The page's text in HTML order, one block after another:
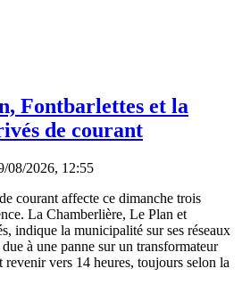
Fontbarlettes et la
de courant
08/2026, 12:55
courant affecte ce dimanche trois
La Chamberlière, Le Plan et
indique la municipalité sur ses réseaux
à une panne sur un transformateur
vers 14 heures, toujours selon la